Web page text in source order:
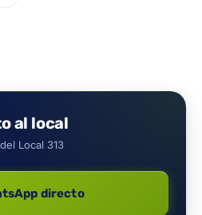
al local
Local 313
directo